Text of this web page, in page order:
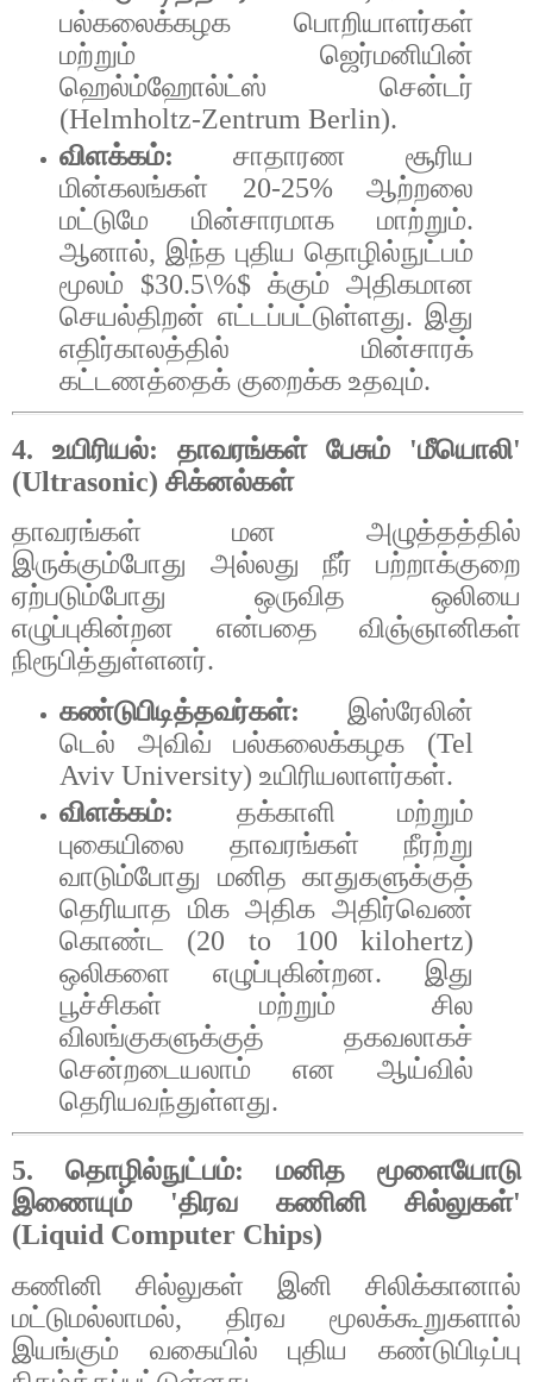
பல்கலைக்கழக
பொறியாளர்கள்
மற்றும்
ஜெர்மனியின்
ஹெல்ம்ஹோல்ட்ஸ்
சென்டர்
(Helmholtz-Zentrum Berlin).
விளக்கம்: சாதாரண
சூரிய
மின்கலங்கள் 20-25%ஆற்றலை
மட்டுமே
மின்சாரமாக மாற்றும்.
ஆனால், இந்த புதிய தொழில்நுட்பம்
மூலம் $30.5\%$க்கும் அதிகமான
செயல்திறன் எட்டப்பட்டுள்ளது. இது
எதிர்காலத்தில்
மின்சாரக்
கட்டணத்தைக் குறைக்க உதவும்.
4. உயிரியல்: தாவரங்கள் பேசும் 'மீயொலி'
(Ultrasonic) சிக்னல்கள்
தாவரங்கள்
மன
அழுத்தத்தில்
இருக்கும்போது
அல்லது நீர்
பற்றாக்குறை
ஏற்படும்போது
ஒருவித
ஒலியை
எழுப்புகின்றன
என்பதை
விஞ்ஞானிகள்
நிரூபித்துள்ளனர்.
கண்டுபிடித்தவர்கள்:
இஸ்ரேலின்
டெல்
அவிவ் பல்கலைக்கழக (Tel
Aviv University) உயிரியலாளர்கள்.
விளக்கம்: தக்காளி
மற்றும்
புகையிலை
தாவரங்கள்
நீரற்று
வாடும்போது
மனித காதுகளுக்குத்
தெரியாத மிக அதிக அதிர்வெண்
கொண்ட (20 to 100 kilohertz)
ஒலிகளை
எழுப்புகின்றன.இது
பூச்சிகள்
மற்றும்
சில
விலங்குகளுக்குத்
தகவலாகச்
சென்றடையலாம்
என
ஆய்வில்
தெரியவந்துள்ளது.
5. தொழில்நுட்பம்: மனித
மூளையோடு
இணையும் 'திரவ கணினி சில்லுகள்'
(Liquid Computer Chips)
கணினி
சில்லுகள் இனி
சிலிக்கானால்
மட்டுமல்லாமல், திரவ
மூலக்கூறுகளால்
இயங்கும்
வகையில் புதிய
கண்டுபிடிப்பு